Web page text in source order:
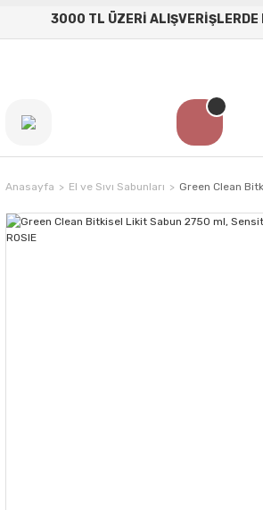
3000 TL ÜZERİ ALIŞVERİŞLERDE
Anasayfa El ve Sıvı Sabunları Green Clean